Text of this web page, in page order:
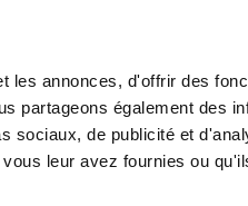
les annonces, d'offrir des
partageons également des
sociaux, de publicité et
leur avez fournies ou
International